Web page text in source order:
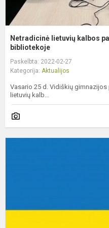
Netradicinė lietuvių kalbos
bibliotekoje
Paskelbta: 2022-02-27
Kategorija: Aktualijos
Vasario 25 d. Vidiškių
lietuvių kalb...